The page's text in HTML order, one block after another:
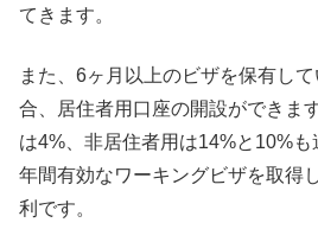
てきます。
また、6ヶ月以上のビザを保有し
合、居住者用口座の開設ができま
は4%、非居住者用は14%と10%
年間有効なワーキングビザを取得
利です。